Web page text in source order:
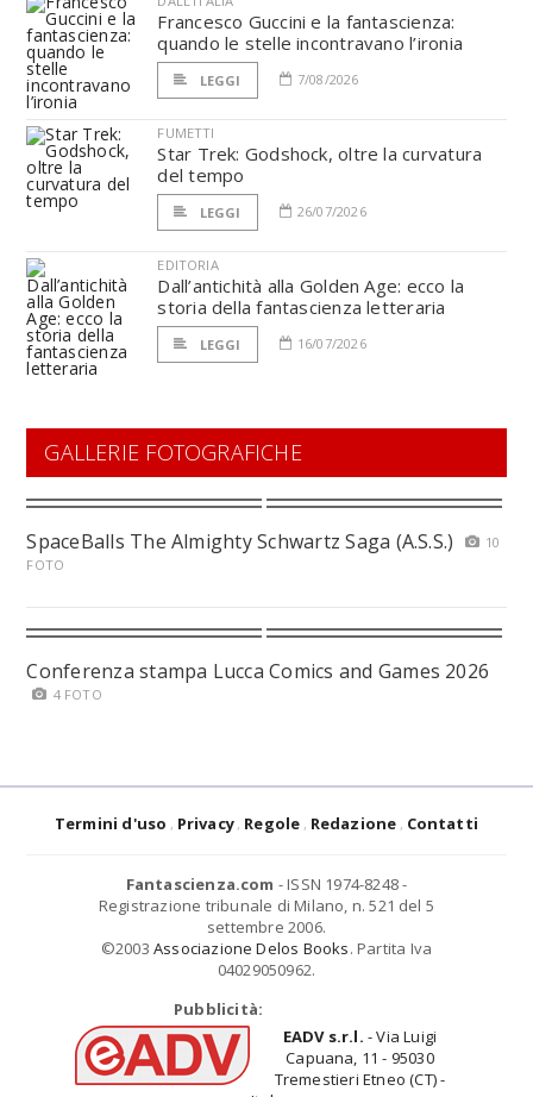
Francesco Guccini e la fantascienza:
quando le stelle incontravano l’ironia
LEGGI 7/08/2026
FUMETTI
Star Trek: Godshock, oltre la curvatura
del tempo
LEGGI 26/07/2026
EDITORIA
Dall’antichità alla Golden Age: ecco la
storia della fantascienza letteraria
LEGGI 16/07/2026
GALLERIE FOTOGRAFICHE
SpaceBalls The Almighty Schwartz Saga (A.S.S.)
10
FOTO
Conferenza stampa Lucca Comics and Games 2026
4 FOTO
Termini d'uso Privacy Regole Redazione Contatti
Fantascienza.com - ISSN 1974-8248 -
Registrazione tribunale di Milano, n. 521 del 5
settembre 2006.
©2003 Associazione Delos Books. Partita Iva
04029050962.
Pubblicità:
EADV s.r.l. - Via Luigi
Capuana, 11 - 95030
Tremestieri Etneo (CT) -